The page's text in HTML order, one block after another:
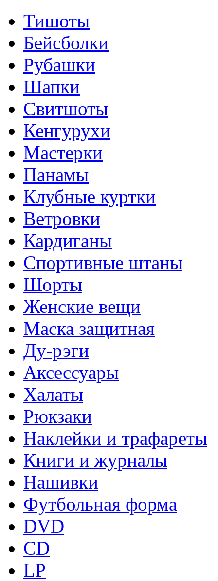
Тишоты
Бейсболки
Рубашки
Шапки
Свитшоты
Кенгурухи
Мастерки
Панамы
Клубные куртки
Ветровки
Кардиганы
Спортивные штаны
Шорты
Женские вещи
Маска защитная
Ду-рэги
Аксессуары
Халаты
Рюкзаки
Наклейки и трафареты
Книги и журналы
Нашивки
Футбольная форма
DVD
CD
LP